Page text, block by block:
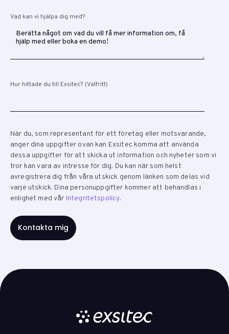
Vad kan vi hjälpa dig med?
Hur hittade du till Exsitec? (Valfritt)
När du, som representant för ett företag eller motsvarande,
anger dina uppgifter ovan kan Exsitec komma att använda
dessa uppgifter för att skicka ut information och nyheter som vi
tror kan vara av intresse för dig. Du kan när som helst
avregistrera dig från våra utskick genom länken som delas vid
varje utskick. Dina personuppgifter kommer att behandlas i
enlighet med vår Integritetspolicy.